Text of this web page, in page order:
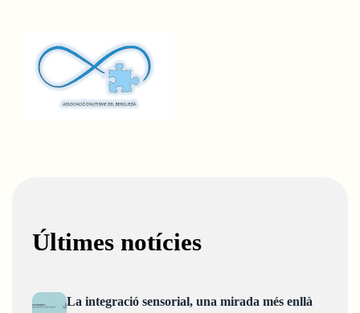
Últimes notícies
La integració sensorial, una mirada més enllà